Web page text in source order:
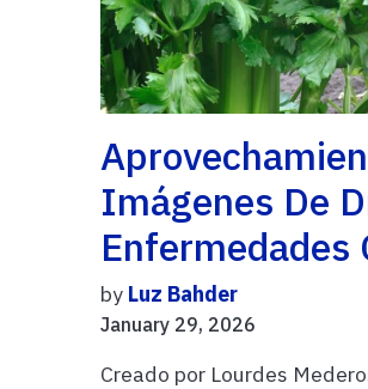
Imágenes De
Enfermedades
by Luz Bahder
January 29, 2026
Creado por Lourdes